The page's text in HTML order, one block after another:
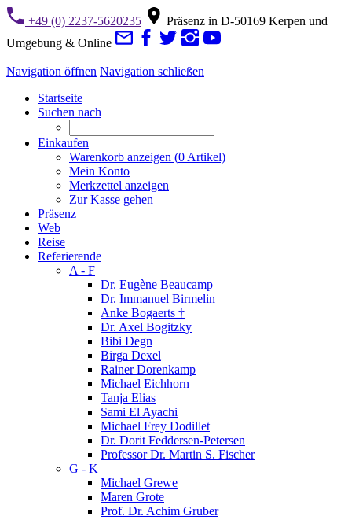
+49 (0) 2237-5620235
Präsenz in D-50169 Kerpen und
Umgebung & Online
Navigation öffnen Navigation schließen
Startseite
Suchen nach
Einkaufen
Warenkorb anzeigen (0 Artikel)
Mein Konto
Merkzettel anzeigen
Zur Kasse gehen
Präsenz
Web
Reise
Referierende
A - F
Dr. Eugène Beaucamp
Dr. Immanuel Birmelin
Anke Bogaerts †
Dr. Axel Bogitzky
Bibi Degn
Birga Dexel
Rainer Dorenkamp
Michael Eichhorn
Tanja Elias
Sami El Ayachi
Michael Frey Dodillet
Dr. Dorit Feddersen-Petersen
Professor Dr. Martin S. Fischer
G - K
Michael Grewe
Maren Grote
Prof. Dr. Achim Gruber